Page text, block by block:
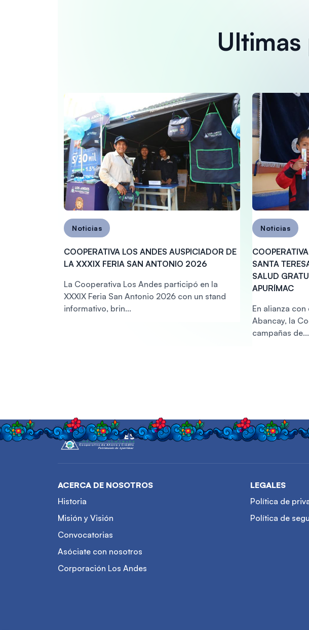
Noticias
COOPERATIVA LOS ANDES AUSPICIADOR DE
LA XXXIX FERIA SAN ANTONIO 2026
La Cooperativa Los Andes participó en la
XXXIX Feria San Antonio 2026 con un stand
informativo, brin...
Noticias
SANTA
SALUD
APURÍMAC
En alianza
Abancay, la
campañas de...
ACERCA DE NOSOTROS
Historia
Misión y Visión
Convocatorias
Asóciate con nosotros
Corporación Los Andes
LEGALES
Política de
Política de